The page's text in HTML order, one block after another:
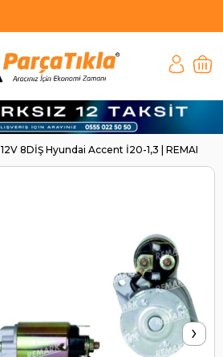
8DİŞ Hyundai Accent İ20-1,3 | REMARK
›